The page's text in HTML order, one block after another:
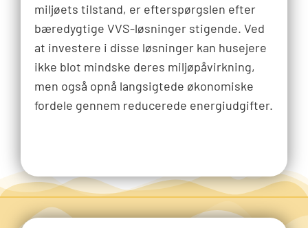
miljøets tilstand, er efterspørgslen efter
bæredygtige VVS-løsninger stigende. Ved
at investere i disse løsninger kan husejere
ikke blot mindske deres miljøpåvirkning,
men også opnå langsigtede økonomiske
fordele gennem reducerede energiudgifter.